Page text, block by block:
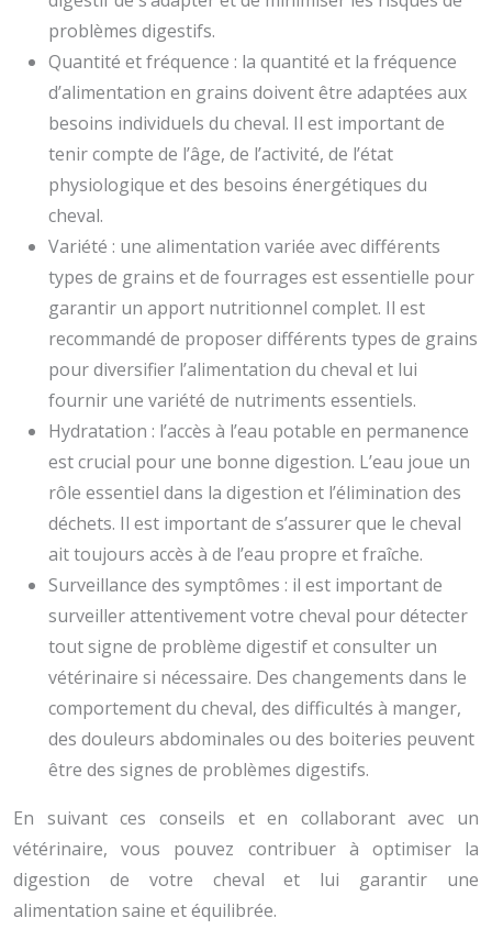
problèmes digestifs.
Quantité et fréquence : la quantité et la fréquence
d’alimentation en grains doivent être adaptées aux
besoins individuels du cheval. Il est important de
tenir compte de l’âge, de l’activité, de l’état
physiologique et des besoins énergétiques du
cheval.
Variété : une alimentation variée avec différents
types de grains et de fourrages est essentielle pour
garantir un apport nutritionnel complet. Il est
recommandé de proposer différents types de grains
pour diversifier l’alimentation du cheval et lui
fournir une variété de nutriments essentiels.
Hydratation : l’accès à l’eau potable en permanence
est crucial pour une bonne digestion. L’eau joue un
rôle essentiel dans la digestion et l’élimination des
déchets. Il est important de s’assurer que le cheval
ait toujours accès à de l’eau propre et fraîche.
Surveillance des symptômes : il est important de
surveiller attentivement votre cheval pour détecter
tout signe de problème digestif et consulter un
vétérinaire si nécessaire. Des changements dans le
comportement du cheval, des difficultés à manger,
des douleurs abdominales ou des boiteries peuvent
être des signes de problèmes digestifs.
En suivant ces conseils et en collaborant avec un
vétérinaire, vous pouvez contribuer à optimiser la
digestion de votre cheval et lui garantir une
alimentation saine et équilibrée.